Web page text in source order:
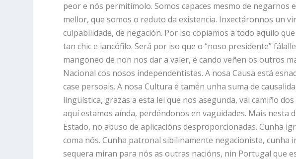
peor e nós permitímolo. Somos capaces mesmo de negarnos
mellor, que somos o reduto da existencia. Inxectáronnos un
culpabilidade, de negación. Por iso copiamos a todo aquilo
tan chic e iancófilo. Será por iso que o “noso presidente”
mangoneo de non nos dar a valer, é cando veñen os outros
Nacional cos nosos independentistas. A nosa Causa está
case persoais. A nosa Cultura é tamén unha suma de
lingüística, grazas a esta lei que nos asegunda, vai camiño
aquí estamos aínda, perdéndonos en vaguidades. Mais nesta
Estado, no abuso de aplicacións desproporcionadas. Cunha
coma nós. Cunha patronal sibilinamente negacionista, cunha
sequera miran para nós as outras nacións, nin Portugal que